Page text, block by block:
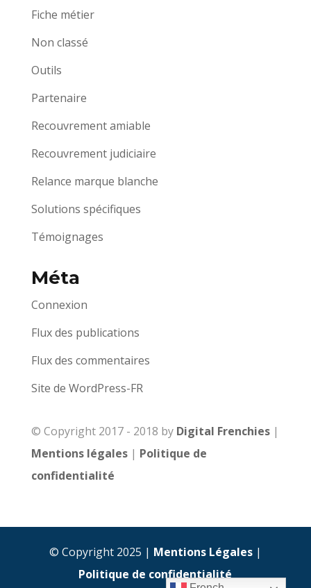
Fiche métier
Non classé
Outils
Partenaire
Recouvrement amiable
Recouvrement judiciaire
Relance marque blanche
Solutions spécifiques
Témoignages
Méta
Connexion
Flux des publications
Flux des commentaires
Site de WordPress-FR
© Copyright 2017 - 2018 by Digital Frenchies|
Mentions légales| Politique de
confidentialité
© Copyright 2025 | Mentions Légales|
Politique de confidentialité